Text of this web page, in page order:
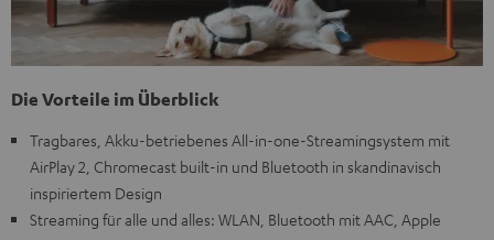
Die Vorteile im Überblick
Tragbares, Akku-betriebenes All-in-one-Streamingsystem mit
AirPlay 2, Chromecast built-in und Bluetooth in skandinavisch
inspiriertem Design
Streaming für alle und alles: WLAN, Bluetooth mit AAC, Apple